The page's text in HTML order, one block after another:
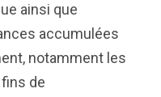
ainsi que
accumulées
notamment les
de